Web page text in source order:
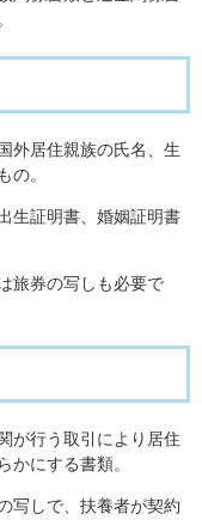
外居住親族の氏名、生
の。
生証明書、婚姻証明書
旅券の写しも必要で
が行う取引により居住
かにする書類。
写しで、扶養者が契約